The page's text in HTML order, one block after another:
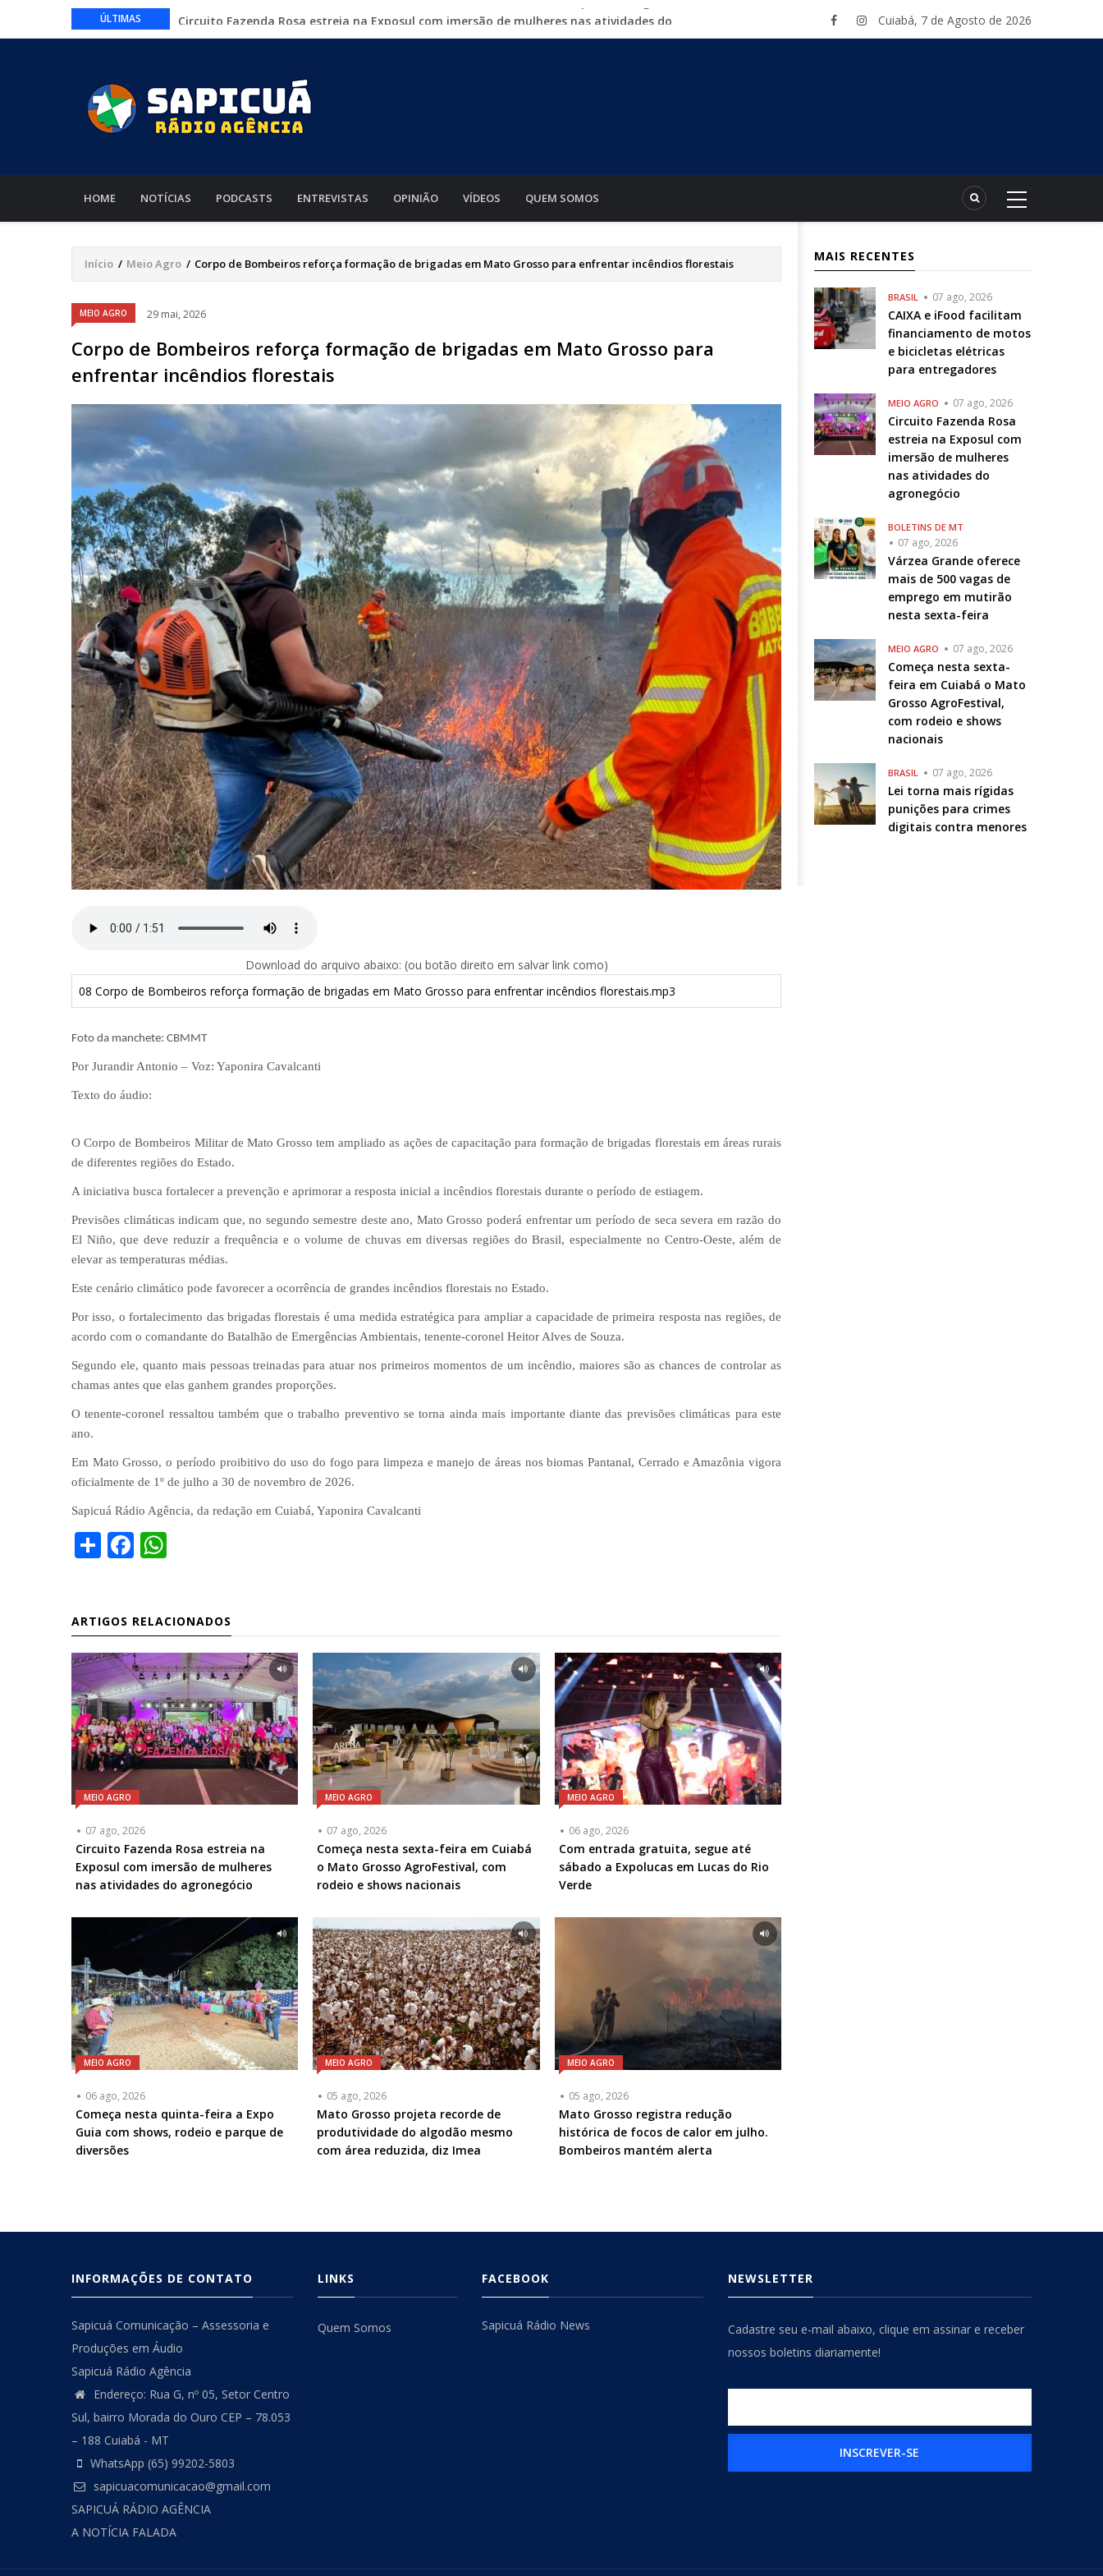
ÚLTIMAS
Circuito Fazenda Rosa estreia na Exposul com imersão de mulheres nas atividades do
agronegócio
nacionais
Lei torna mais rígidas punições para crimes digitais contra menores
CAIXA e iFood facilitam financiamento de motos e bicicletas elétricas para entregadores
Cuiabá, 7 de Agosto de 2026
MAIN
NAVIGATION
HOME NOTÍCIAS PODCASTS ENTREVISTAS OPINIÃO VÍDEOS QUEM SOMOS
Trilha
de
navegação
Início / Meio Agro / Corpo de Bombeiros reforça formação de brigadas em Mato Grosso para enfrentar incêndios florestais
MEIO AGRO 29 mai, 2026
Corpo de Bombeiros reforça formação de brigadas em Mato Grosso para
enfrentar incêndios florestais
Áudio
Download do arquivo abaixo: (ou botão direito em salvar link como)
08 Corpo de Bombeiros reforça formação de brigadas em Mato Grosso para enfrentar incêndios florestais.mp3
Foto da manchete: CBMMT
Por Jurandir Antonio – Voz: Yaponira Cavalcanti
Texto do áudio:
O Corpo de Bombeiros Militar de Mato Grosso tem ampliado as ações de capacitação para formação de brigadas florestais em áreas rurais
de diferentes regiões do Estado.
A iniciativa busca fortalecer a prevenção e aprimorar a resposta inicial a incêndios florestais durante o período de estiagem.
Previsões climáticas indicam que, no segundo semestre deste ano, Mato Grosso poderá enfrentar um período de seca severa em razão do
El Niño, que deve reduzir a frequência e o volume de chuvas em diversas regiões do Brasil, especialmente no Centro-Oeste, além de
elevar as temperaturas médias.
Este cenário climático pode favorecer a ocorrência de grandes incêndios florestais no Estado.
Por isso, o fortalecimento das brigadas florestais é uma medida estratégica para ampliar a capacidade de primeira resposta nas regiões, de
acordo com o comandante do Batalhão de Emergências Ambientais, tenente-coronel Heitor Alves de Souza.
Segundo ele, quanto mais pessoas treinadas para atuar nos primeiros momentos de um incêndio, maiores são as chances de controlar as
chamas antes que elas ganhem grandes proporções.
O tenente-coronel ressaltou também que o trabalho preventivo se torna ainda mais importante diante das previsões climáticas para este
ano.
Em Mato Grosso, o período proibitivo do uso do fogo para limpeza e manejo de áreas nos biomas Pantanal, Cerrado e Amazônia vigora
oficialmente de 1º de julho a 30 de novembro de 2026.
Sapicuá Rádio Agência, da redação em Cuiabá, Yaponira Cavalcanti
ShareFacebook
ARTIGOS RELACIONADOS
MEIO AGRO
07 ago, 2026
Circuito Fazenda Rosa estreia na
Exposul com imersão de mulheres
nas atividades do agronegócio
MEIO AGRO
07 ago, 2026
Começa nesta sexta-feira em Cuiabá
o Mato Grosso AgroFestival, com
rodeio e shows nacionais
MEIO AGRO
06 ago, 2026
Com entrada gratuita, segue até
sábado a Expolucas em Lucas do Rio
Verde
MEIO AGRO
06 ago, 2026
Começa nesta quinta-feira a Expo
Guia com shows, rodeio e parque de
diversões
MEIO AGRO
05 ago, 2026
Mato Grosso projeta recorde de
produtividade do algodão mesmo
com área reduzida, diz Imea
MEIO AGRO
05 ago, 2026
Mato Grosso registra redução
histórica de focos de calor em julho.
Bombeiros mantém alerta
MAIS RECENTES
BRASIL 07 ago, 2026
CAIXA e iFood facilitam
financiamento de motos
e bicicletas elétricas
para entregadores
MEIO AGRO 07 ago, 2026
Circuito Fazenda Rosa
estreia na Exposul com
imersão de mulheres
nas atividades do
agronegócio
BOLETINS DE MT
07 ago, 2026
Várzea Grande oferece
mais de 500 vagas de
emprego em mutirão
nesta sexta-feira
MEIO AGRO 07 ago, 2026
Começa nesta sexta-
feira em Cuiabá o Mato
Grosso AgroFestival,
com rodeio e shows
nacionais
BRASIL 07 ago, 2026
Lei torna mais rígidas
punições para crimes
digitais contra menores
INFORMAÇÕES DE CONTATO
Sapicuá Comunicação – Assessoria e
Produções em Áudio
Sapicuá Rádio Agência
Endereço: Rua G, nº 05, Setor Centro
Sul, bairro Morada do Ouro CEP – 78.053
– 188 Cuiabá - MT
WhatsApp (65) 99202-5803
sapicuacomunicacao@gmail.com
SAPICUÁ RÁDIO AGÊNCIA
A NOTÍCIA FALADA
LINKS
Quem Somos
FACEBOOK
Sapicuá Rádio News
NEWSLETTER
Cadastre seu e-mail abaixo, clique em assinar e receber
nossos boletins diariamente!